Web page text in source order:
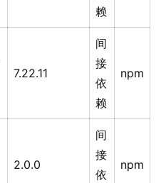
赖
7.22.11
间
接
依
赖
npm
2.0.0
间
接
依
npm